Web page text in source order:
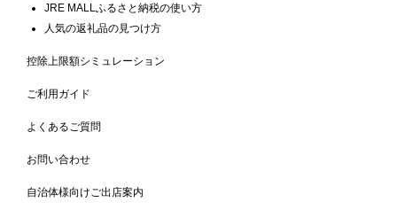
JRE MALLふるさと納税の使い方
人気の返礼品の見つけ方
控除上限額シミュレーション
ご利用ガイド
よくあるご質問
お問い合わせ
自治体様向けご出店案内